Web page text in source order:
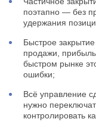
поэтапно — без
удержания
Быстрое
продажи,
быстром рынке
ошибки;
Всё управление
нужно
контролировать